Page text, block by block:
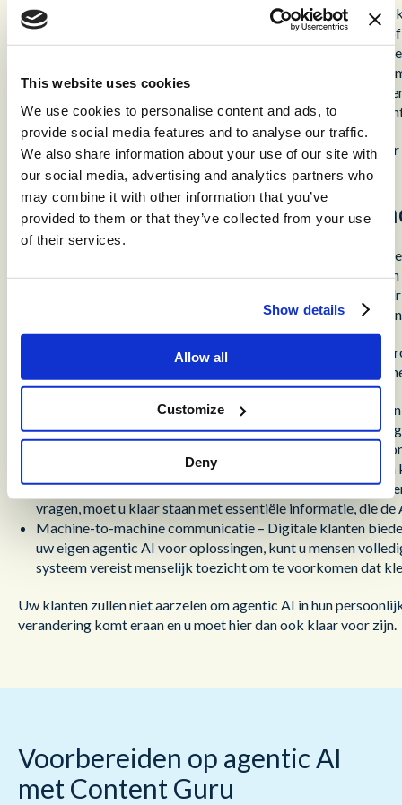
This website uses cookies
We use cookies to personalise content and ads, to
provide social media features and to analyse our traffic.
We also share information about your use of our site with
our social media, advertising and analytics partners who
may combine it with other information that you’ve
provided to them or that they’ve collected from your use
of their services.
Show details
Allow all
Customize
Deny
Verbetering van de ervaring van medewerkers – agentic
naar voren te halen, de beste vervolgacties voor te stellen
zorgt voor een hogere tevredenheid van medewerkers en
Werkbelasting in evenwicht brengen – Door continu het
AI contacten dynamisch doorsturen naar zowel
overloop herverdelen naar AI-agents, waardoor een
Agentic AI tilt de prestaties van contactcenters naar een
van agentic AI om hun eigen communicatie te verbeteren.
Agentic AI geeft klanten meer
De acceptatie van agentic AI begint bij de basis. Van het
of thuis: uw klanten maken al gebruik van generatieve AI in
klanten het gaan gebruiken als een hulpmiddel om met uw
deel van de inkomende communicatie afkomstig is van AI-
Onlangs heeft Google zijn generatieve AI-model Gemini
zijn tal van manieren waarop die systemen met uw bedrijf
Standaard verzoeken – Alles waarvoor een klant zou
informatie, verzoeken om informatie bij te werken,
taken afhandelt, kan klanten aanmoedigen om nog vaker
Geautomatiseerd winkelen – Niet alleen bestaande
kunnen een AI-assistent gebruiken om hun eigen
vragen, moet u klaar staan met essentiële informatie, die
Machine-to-machine communicatie – Digitale klanten
uw eigen agentic AI voor oplossingen, kunt u mensen
systeem vereist menselijk toezicht om te voorkomen dat
Uw klanten zullen niet aarzelen om agentic AI in hun
verandering komt eraan en u moet hier dan ook klaar voor zijn.
Voorbereiden op agentic AI
met Content Guru